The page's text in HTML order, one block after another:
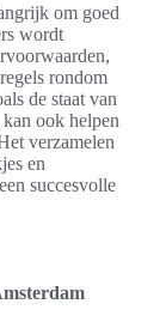
om goed
wordt
rondom
de staat van
ook helpen
verzamelen
en
succesvolle